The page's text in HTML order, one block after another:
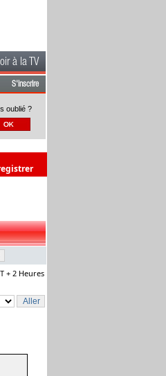
à la TV
S'inscrire
oublié ?
+ 2 Heures